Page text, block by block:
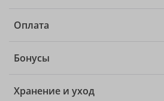
Оплата
Бонусы
Хранение и уход